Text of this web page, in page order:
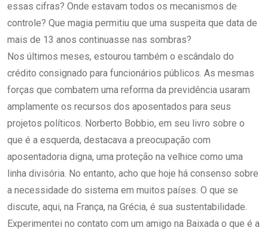
essas cifras? Onde estavam todos os mecanismos de
controle? Que magia permitiu que uma suspeita que data de
mais de 13 anos continuasse nas sombras?
Nos últimos meses, estourou também o escândalo do
crédito consignado para funcionários públicos. As mesmas
forças que combatem uma reforma da previdência usaram
amplamente os recursos dos aposentados para seus
projetos políticos. Norberto Bobbio, em seu livro sobre o
que é a esquerda, destacava a preocupação com
aposentadoria digna, uma proteção na velhice como uma
linha divisória. No entanto, acho que hoje há consenso sobre
a necessidade do sistema em muitos países. O que se
discute, aqui, na França, na Grécia, é sua sustentabilidade.
Experimentei no contato com um amigo na Baixada o que é a